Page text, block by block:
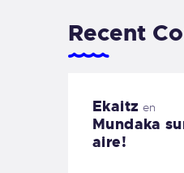
Recent
Ekaitz en
Mundaka
aire!